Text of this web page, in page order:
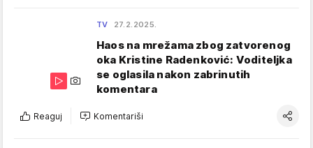
TV 27.2.2025.
Haos na mrežama zbog zatvorenog
oka Kristine Radenković: Voditeljka
se oglasila nakon zabrinutih
komentara
Reaguj Komentariši